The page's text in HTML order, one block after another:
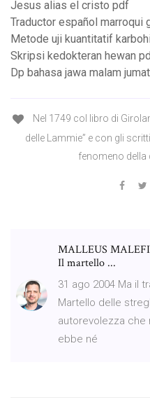
Jesus alias el cristo pdf
Traductor español marroqui
Metode uji kuantitatif
Skripsi kedokteran hewan
Dp bahasa jawa malam jumat
Nel 1749 col libro di
delle Lammie” e con gli
fenomeno della
MALLEUS
Il martello ...
31 ago 2004 Ma il
Martello delle
autorevolezza che
ebbe né